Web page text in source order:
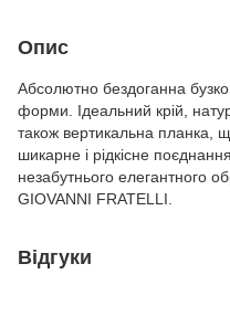
Опис
Абсолютно бездоганна
форми. Ідеальний крій,
також вертикальна планка,
шикарне і рідкісне
незабутнього елегантного
GIOVANNI FRATELLI.
Відгуки